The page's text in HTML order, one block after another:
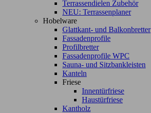
Terrassendielen Zubehör
NEU: Terrassenplaner
Hobelware
Glattkant- und Balkonbretter
Fassadenprofile
Profilbretter
Fassadenprofile WPC
Sauna- und Sitzbankleisten
Kanteln
Friese
Innentürfriese
Haustürfriese
Kantholz